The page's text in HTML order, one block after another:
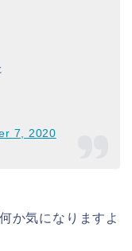
7, 2020
か気になりますよ